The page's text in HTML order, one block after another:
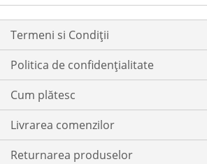
Termeni si Condiții
Politica de confidențialitate
Cum plătesc
Livrarea comenzilor
Returnarea produselor